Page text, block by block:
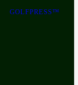
GOLFPRESS™